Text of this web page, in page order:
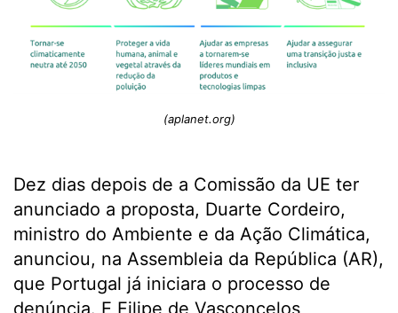
(aplanet.org)
Dez dias depois de a Comissão da UE ter
anunciado a proposta, Duarte Cordeiro,
ministro do Ambiente e da Ação Climática,
anunciou, na Assembleia da República (AR),
que Portugal já iniciara o processo de
denúncia. E Filipe de Vasconcelos